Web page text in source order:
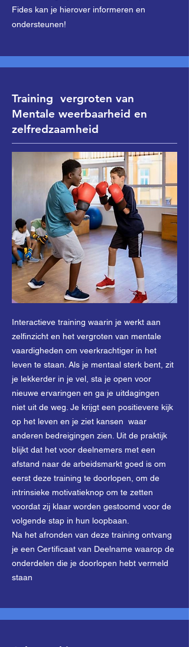
Fides kan je hierover informeren en
ondersteunen!
Training vergroten van
Mentale weerbaarheid en
zelfredzaamheid
Interactieve training waarin je werkt aan
zelfinzicht en het vergroten van mentale
vaardigheden om veerkrachtiger in het
leven te staan. Als je mentaal sterk bent, zit
je lekkerder in je vel, sta je open voor
nieuwe ervaringen en ga je uitdagingen
niet uit de weg. Je krijgt een positievere kijk
op het leven en je ziet kansen waar
anderen bedreigingen zien. Uit de praktijk
blijkt dat het voor deelnemers met een
afstand naar de arbeidsmarkt goed is om
eerst deze training te doorlopen, om de
intrinsieke motivatieknop om te zetten
voordat zij klaar worden gestoomd voor de
volgende stap in hun loopbaan.
Na het afronden van deze training ontvang
je een Certificaat van Deelname waarop de
onderdelen die je doorlopen hebt vermeld
staan